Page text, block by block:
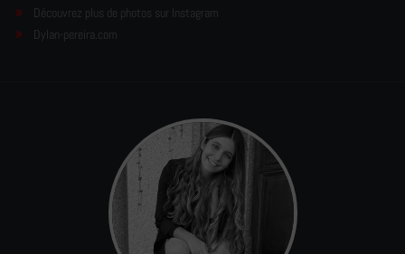
Découvrez plus de photos sur Instagram
Dylan-pereira.com